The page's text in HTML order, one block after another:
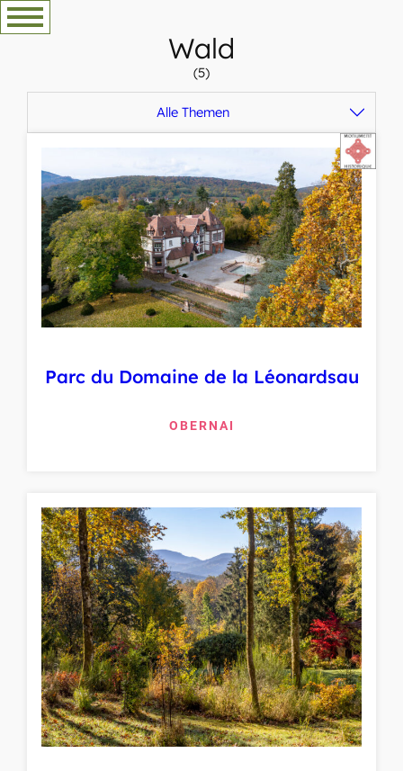
Zum
Inhalt
Wald
(5)
Alle Themen
Parc du Domaine de la Léonardsau
OBERNAI